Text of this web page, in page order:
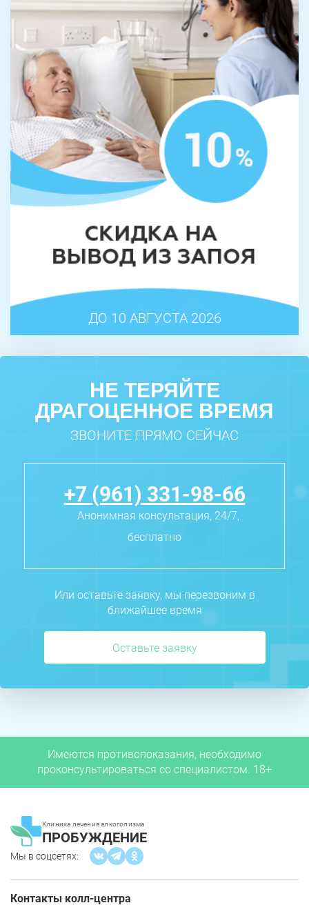
ДО 10 АВГУСТА 2026
НЕ ТЕРЯЙТЕ
ДРАГОЦЕННОЕ ВРЕМЯ
ЗВОНИТЕ ПРЯМО СЕЙЧАС
+7 (961) 331-98-66
Анонимная консультация, 24/7,
бесплатно
Или оставьте заявку, мы перезвоним в
ближайшее время
Оставьте заявку
Имеются противопоказания, необходимо
проконсультироваться со специалистом. 18+
Клиника лечения алкоголизма
ПРОБУЖДЕНИЕ
Мы в соцсетях:
Контакты колл-центра